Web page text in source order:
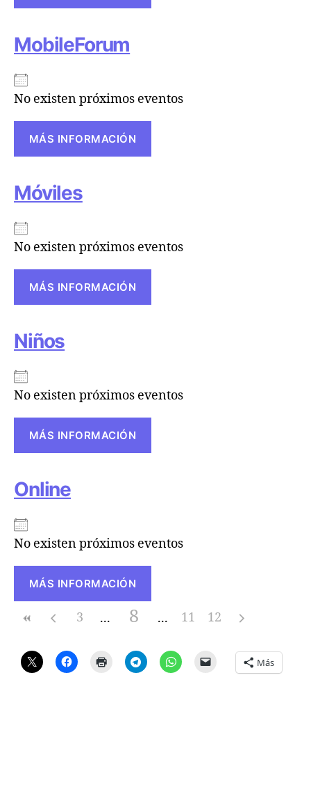
MobileForum
No existen próximos eventos
MÁS INFORMACIÓN
Móviles
No existen próximos eventos
MÁS INFORMACIÓN
Niños
No existen próximos eventos
MÁS INFORMACIÓN
Online
No existen próximos eventos
MÁS INFORMACIÓN
3 8 11 12
Más